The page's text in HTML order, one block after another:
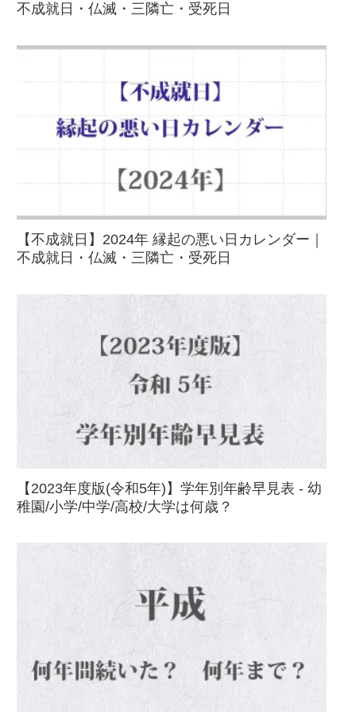
不成就日・仏滅・三隣亡・受死日
【不成就日】2024年 縁起の悪い日カレンダー｜
不成就日・仏滅・三隣亡・受死日
【2023年度版(令和5年)】学年別年齢早見表 - 幼
稚園/小学/中学/高校/大学は何歳？